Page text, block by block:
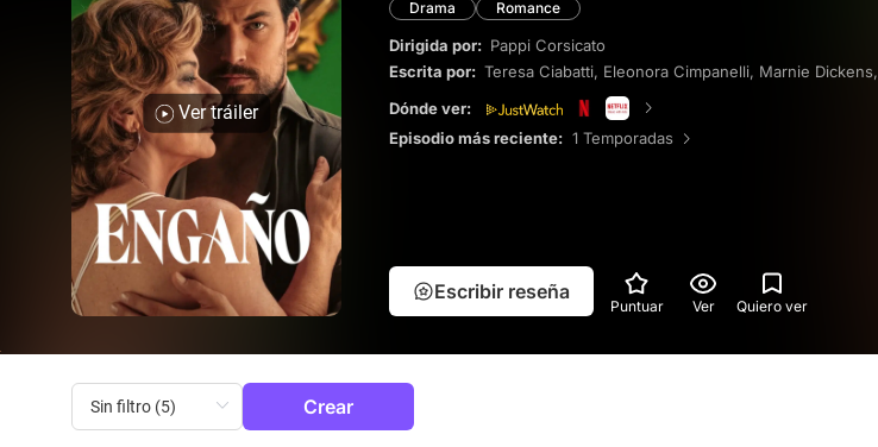
Ver tráiler
Drama Romance
Dirigida por: Pappi Corsicato
Escrita por: Teresa Ciabatti, Eleonora Cimpanelli, Marnie Dickens,
Dónde ver:
Episodio más reciente: 1 Temporadas
Escribir reseña
Puntuar Ver Quiero ver
Crear